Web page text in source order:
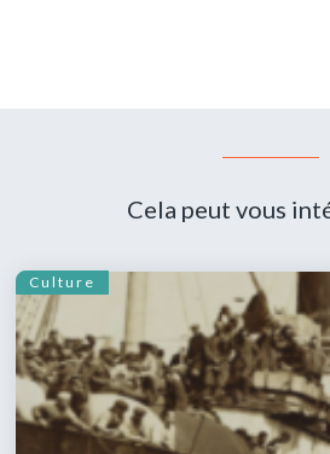
Cela peut vous
Culture